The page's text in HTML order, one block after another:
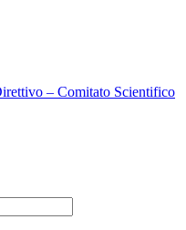
– Comitato Scientifico